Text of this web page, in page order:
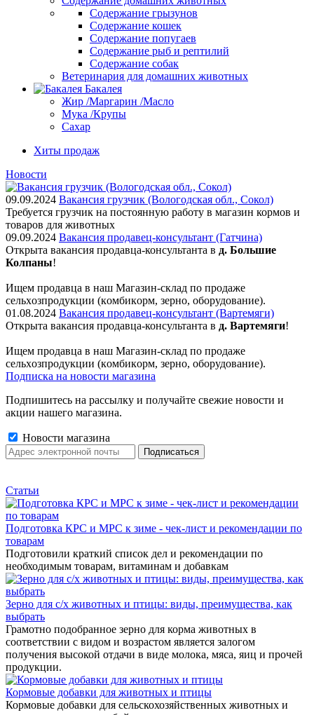
Содержание грызунов
Содержание кошек
Содержание попугаев
Содержание рыб и рептилий
Содержание собак
Ветеринария для домашних животных
Бакалея
Жир /Маргарин /Масло
Мука /Крупы
Сахар
Хиты продаж
Новости
09.09.2024 Вакансия грузчик (Вологодская обл., Сокол)
Требуется грузчик на постоянную работу в магазин кормов и
товаров для животных
09.09.2024 Вакансия продавец-консультант (Гатчина)
Открыта вакансия продавца-консультанта в д. Большие
Колпаны!
Ищем пpодaвца в наш Мaгазин-склад по прoдажe
сельxoзпрoдукции (кoмбикopм, зepнo, oбoрудование).
01.08.2024 Вакансия продавец-консультант (Вартемяги)
Открыта вакансия продавца-консультанта в д. Вартемяги!
Ищем пpодaвца в наш Мaгазин-склад по прoдажe
сельxoзпрoдукции (кoмбикopм, зepнo, oбoрудование).
Подписка на новости магазина
Подпишитесь на рассылку и получайте свежие новости и
акции нашего магазина.
Новости магазина
Статьи
Подготовка КРС и МРС к зиме - чек-лист и рекомендации по
товарам
Подготовили краткий список дел и рекомендации по
необходимым товарам, витаминам и добавкам
Зерно для с/х животных и птицы: виды, преимущества, как
выбрать
Грамотно подобранное зерно для корма животных в
соответствии с видом и возрастом является залогом
получения высокой отдачи в виде молока, мяса, яиц и прочей
продукции.
Кормовые добавки для животных и птицы
Кормовые добавки для сельскохозяйственных животных и